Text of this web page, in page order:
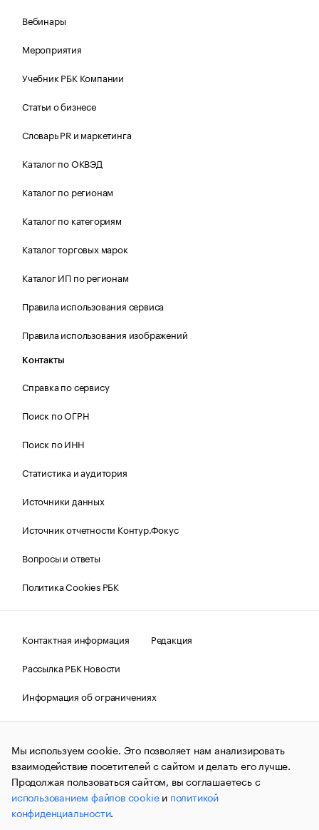
Вебинары
Мероприятия
Учебник РБК Компании
Статьи о бизнесе
Словарь PR и маркетинга
Каталог по ОКВЭД
Каталог по регионам
Каталог по категориям
Каталог торговых марок
Каталог ИП по регионам
Правила использования сервиса
Правила использования изображений
Контакты
Справка по сервису
Поиск по ОГРН
Поиск по ИНН
Статистика и аудитория
Источники данных
Источник отчетности Контур.Фокус
Вопросы и ответы
Политика Cookies РБК
Контактная информация
Редакция
Рассылка РБК Новости
Информация об ограничениях
Правовая информация
О соблюдении авторских прав
© АО «РОСБИЗНЕСКОНСАЛТИНГ»,1995–2026.Сообщения
и материалы информационного агентства «РБК»
(зарегистрировано Федеральной службой по надзору в сфере
связи, информационных технологий и массовых
коммуникаций (Роскомнадзор) 09.12.2015 за номером ИА
№ФС77-63848) сопровождаются пометкой «РБК». Отдельные
публикации могут содержать информацию,
Мы используем cookie. Это позволяет нам анализировать
взаимодействие посетителей с сайтом и делать его лучше.
Продолжая пользоваться сайтом, вы соглашаетесь с
использованием файлов cookieи политикой
конфиденциальности.